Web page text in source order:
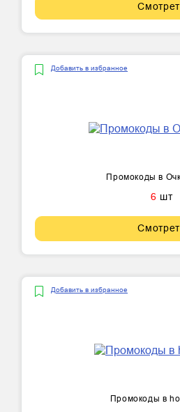
Добавить в избранное
Промокоды в
6 шт
Добавить в избранное
Промокоды в